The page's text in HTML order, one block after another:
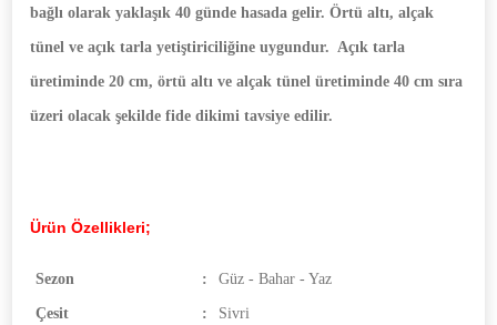
bağlı olarak yaklaşık 40 günde hasada gelir. Örtü altı, alçak
tünel ve açık tarla yetiştiriciliğine uygundur. Açık tarla
üretiminde 20 cm, örtü altı ve alçak tünel üretiminde 40 cm sıra
üzeri olacak şekilde fide dikimi tavsiye edilir.
Ürün Özellikleri;
Sezon : Güz - Bahar - Yaz
Çesit : Sivri